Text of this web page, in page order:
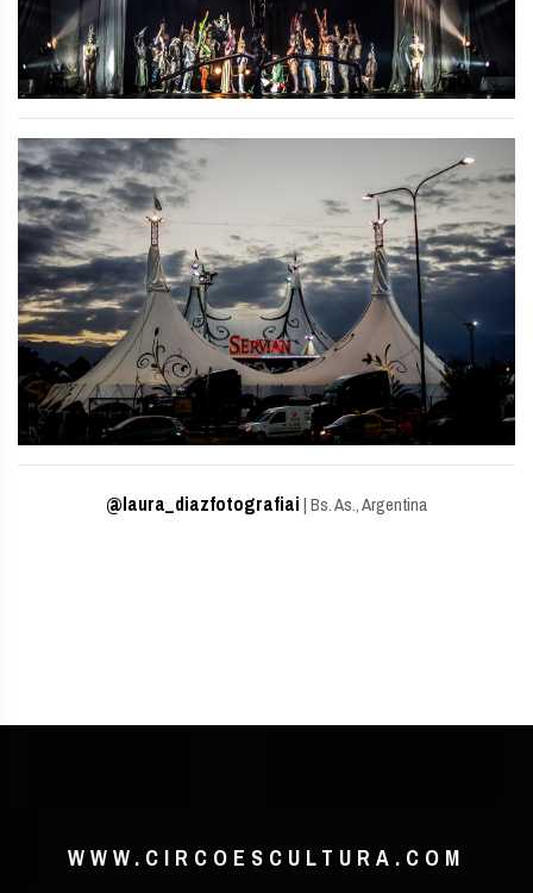
@laura_diazfotografiai| Bs. As., Argentina
WWW.CIRCOESCULTURA.COM